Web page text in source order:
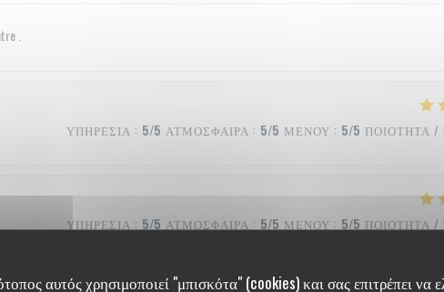
αυτός χρησιμοποιεί "μπισκότα" (cookies) και σας επιτρέπει να
.
ΥΠΗΡΕΣΊΑ : 5/5 ΑΤΜΌΣΦΑΙΡΑ : 5/5 ΜΕΝΟΎ : 5/5 ΠΟΙΌΤΗΤΑ /
ΥΠΗΡΕΣΊΑ : 5/5 ΑΤΜΌΣΦΑΙΡΑ : 5/5 ΜΕΝΟΎ : 5/5 ΠΟΙΌΤΗΤΑ /